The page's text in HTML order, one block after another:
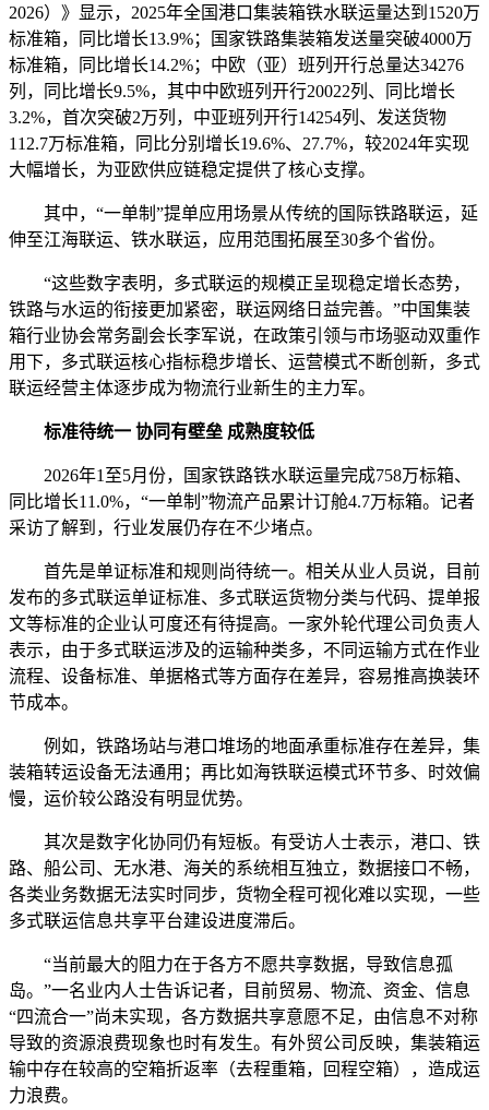
2026）》显示，2025年全国港口集装箱铁水联运量达到1520万
标准箱，同比增长13.9%；国家铁路集装箱发送量突破4000万
标准箱，同比增长14.2%；中欧（亚）班列开行总量达34276
列，同比增长9.5%，其中中欧班列开行20022列、同比增长
3.2%，首次突破2万列，中亚班列开行14254列、发送货物
112.7万标准箱，同比分别增长19.6%、27.7%，较2024年实现
大幅增长，为亚欧供应链稳定提供了核心支撑。
其中，“一单制”提单应用场景从传统的国际铁路联运，延
伸至江海联运、铁水联运，应用范围拓展至30多个省份。
“这些数字表明，多式联运的规模正呈现稳定增长态势，
铁路与水运的衔接更加紧密，联运网络日益完善。”中国集装
箱行业协会常务副会长李军说，在政策引领与市场驱动双重作
用下，多式联运核心指标稳步增长、运营模式不断创新，多式
联运经营主体逐步成为物流行业新生的主力军。
标准待统一 协同有壁垒 成熟度较低
2026年1至5月份，国家铁路铁水联运量完成758万标箱、
同比增长11.0%，“一单制”物流产品累计订舱4.7万标箱。记者
采访了解到，行业发展仍存在不少堵点。
首先是单证标准和规则尚待统一。相关从业人员说，目前
发布的多式联运单证标准、多式联运货物分类与代码、提单报
文等标准的企业认可度还有待提高。一家外轮代理公司负责人
表示，由于多式联运涉及的运输种类多，不同运输方式在作业
流程、设备标准、单据格式等方面存在差异，容易推高换装环
节成本。
例如，铁路场站与港口堆场的地面承重标准存在差异，集
装箱转运设备无法通用；再比如海铁联运模式环节多、时效偏
慢，运价较公路没有明显优势。
其次是数字化协同仍有短板。有受访人士表示，港口、铁
路、船公司、无水港、海关的系统相互独立，数据接口不畅，
各类业务数据无法实时同步，货物全程可视化难以实现，一些
多式联运信息共享平台建设进度滞后。
“当前最大的阻力在于各方不愿共享数据，导致信息孤
岛。”一名业内人士告诉记者，目前贸易、物流、资金、信息
“四流合一”尚未实现，各方数据共享意愿不足，由信息不对称
导致的资源浪费现象也时有发生。有外贸公司反映，集装箱运
输中存在较高的空箱折返率（去程重箱，回程空箱），造成运
力浪费。